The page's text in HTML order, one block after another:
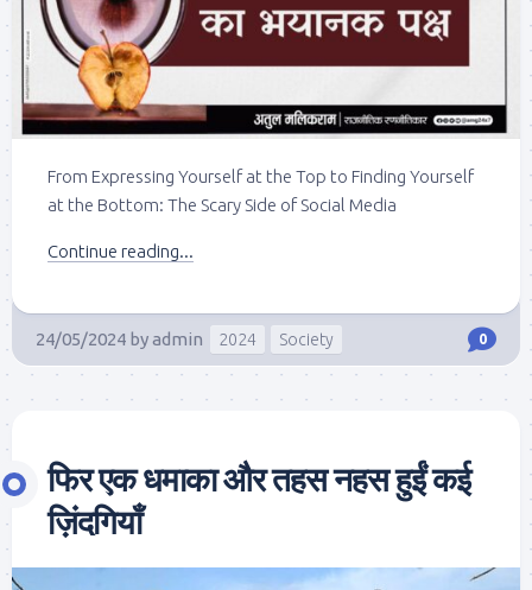
From Expressing Yourself at the Top to Finding Yourself
at the Bottom: The Scary Side of Social Media
Continue reading...
24/05/2024 byadmin 2024 Society 0
फिर एक धमाका और तहस नहस हुईं कई
ज़िंदगियाँ